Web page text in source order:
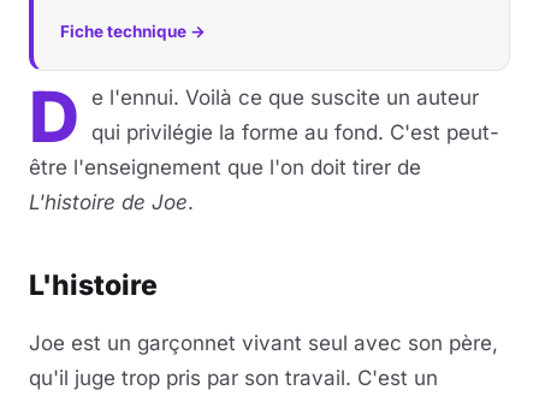
Fiche technique →
D
e l'ennui. Voilà ce que suscite un auteur
qui privilégie la forme au fond. C'est peut-
être l'enseignement que l'on doit tirer de
L'histoire de Joe.
L'histoire
Joe est un garçonnet vivant seul avec son père,
qu'il juge trop pris par son travail. C'est un